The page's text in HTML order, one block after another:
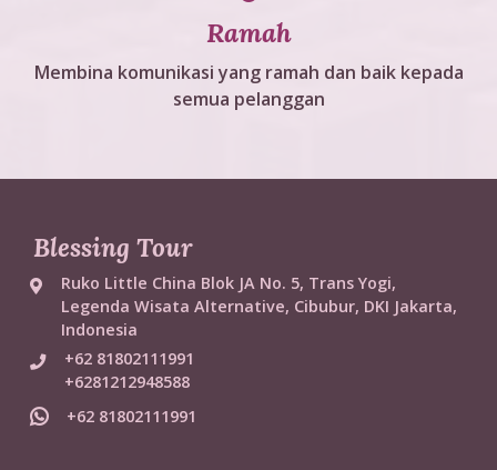
Ramah
Membina komunikasi yang ramah dan baik kepada
semua pelanggan
Blessing Tour
Ruko Little China Blok JA No. 5, Trans Yogi,
Legenda Wisata Alternative, Cibubur, DKI Jakarta,
Indonesia
+62 81802111991
+6281212948588
+62 81802111991